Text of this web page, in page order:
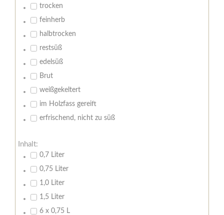
trocken
feinherb
halbtrocken
restsüß
edelsüß
Brut
weißgekeltert
im Holzfass gereift
erfrischend, nicht zu süß
Inhalt:
0,7 Liter
0,75 Liter
1,0 Liter
1,5 Liter
6 x 0,75 L